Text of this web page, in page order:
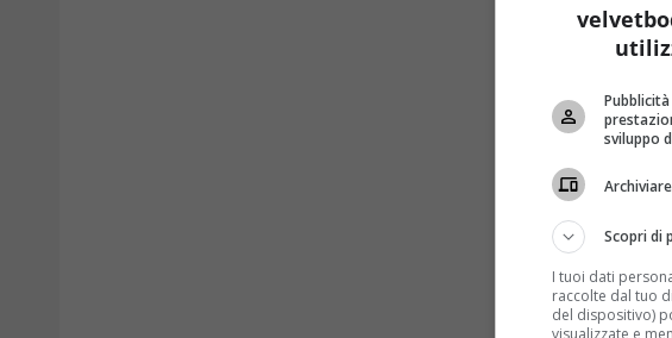
sviluppo
Scopri di
I tuoi dati
raccolte dal tuo
del dispositivo)
visualizzate e